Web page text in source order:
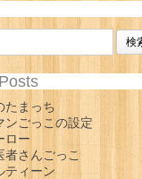
たまっち
ンごっこの設定
ロー
者さんごっこ
ティーン